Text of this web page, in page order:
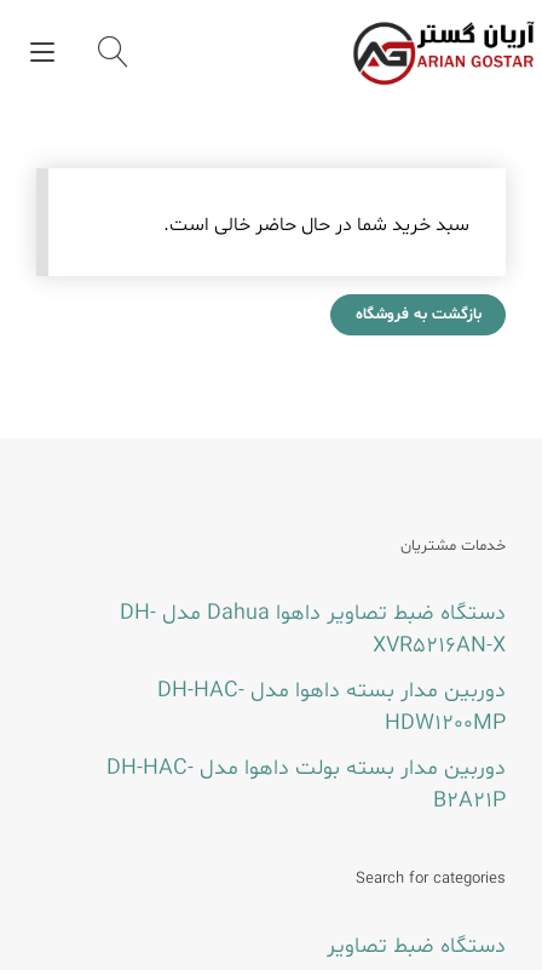
to
content
سبد خرید شما در حال حاضر خالی است.
بازگشت به فروشگاه
خدمات مشتریان
دستگاه ضبط تصاویر داهوا Dahua مدل DH-
XVR5216AN-X
دوربین مدار بسته داهوا مدل DH-HAC-
HDW1200MP
دوربین مدار بسته بولت داهوا مدل DH-HAC-
B2A21P
Search for categories
دستگاه ضبط تصاویر